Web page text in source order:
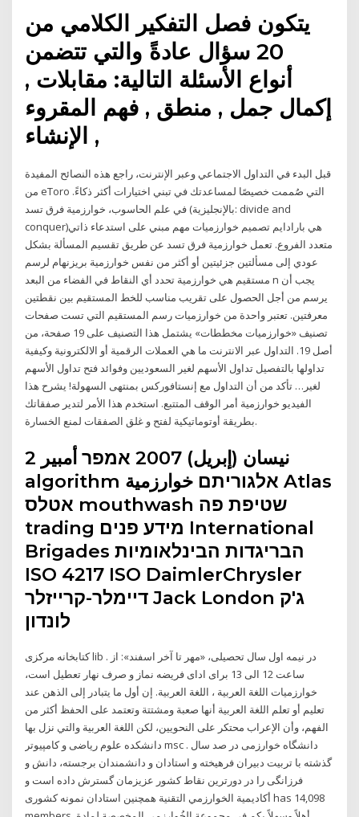
يتكون فصل التفكير الكلامي من
20 سؤال عادةً والتي تتضمن
أنواع الأسئلة التالية: مقابلات ,
إكمال جمل , منطق , فهم المقروء
, الإنشاء
قبل البدء في التداول الاجتماعي وعبر الإنترنت، راجع هذه النصائح المفيدة
من eToro التي صُممت خصيصًا لمساعدتك في تبني اختيارات أكثر ذكاءً.
في علم الحاسوب، خوارزمية فرق تسد (بالإنجليزية: divide and
conquer)‏ هي بارادايم تصميم خوارزميات مهم مبني على استدعاء ذاتي
متعدد الفروع. تعمل خوارزمية فرق تسد عن طريق تقسيم المسألة بشكل
عودي إلى مسألتين جزئيتين أو أكثر من نفس خوارزمية بريزنهام لرسم
مستقيم هي خوارزمية تحدد أي النقاط في الفضاء من البعد n يجب أن
يرسم من أجل الحصول على تقريب مناسب للخط المستقيم بين نقطتين
معرفتين. تعتبر واحدة من خوارزميات رسم المستقيم التي تست صفحات
تصنيف «خوارزميات مخططات» يشتمل هذا التصنيف على 19 صفحة، من
أصل 19. التداول عبر الانترنت ما هي العملات الرقمية أو الالكترونية وكيفية
تداولها بالتفصيل تداول الأسهم لغير السعوديين وفوائد فتح تداول الأسهم
لغير… تأكد من أن التداول مع إنستافوركس بمنتهى السهولة! يشرح هذا
الفيديو خوارزمية أمر الوقف المتتبع. استخدم هذا الأمر لتدير صفقاتك
بطريقة أوتوماتيكية لفتح و غلق الصفقات لمنع الخسارة.
2 نيسان (إبريل) 2007 אמפר أمبير
algorithm אלגוריתם خوارزمية Atlas
אטלס mouthwash שטיפת פה
trading מידע פנים International
Brigades הבריגדות הבינלאומיות
ISO 4217 ISO DaimlerChrysler
דיימלר-קרייזלר Jack London ג'ק
לונדון
کتابخانه مرکزی lib . در نیمه اول سال تحصیلی، «مهر تا آخر اسفند»: از
ساعت 12 الی 13 برای ادای فریضه نماز و صرف نهار تعطیل است،
خوارزميات اللغة العربية ، اللغة العربية. إن أول ما يتبادر إلى الذهن عند
تعليم أو تعلم اللغة العربية أنها صعبة ومشتتة وتعتمد على الحفظ أكثر من
الفهم، وأن الإعراب محتكر على النحويين، لكن اللغة العربية والتي نزل بها
دانشکده علوم ریاضی و کامپیوتر msc . دانشگاه خوارزمی در صد سال
گذشته با تربیت دبیران فرهیخته و استادان و دانشمندان برجسته، دانش و
فرزانگی را در دورترین نقاط کشور عزیزمان گسترش داده است و
همچنین استادان نمونه کشوری ‎أكاديمية الخوارزمي التقنية‎ has 14,098